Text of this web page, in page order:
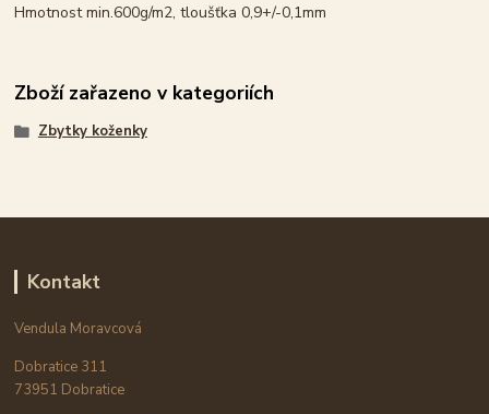
Hmotnost min.600g/m2, tloušťka 0,9+/-0,1mm
Zboží zařazeno v kategoriích
Zbytky koženky
Kontakt
Vendula Moravcová
Dobratice 311
73951 Dobratice